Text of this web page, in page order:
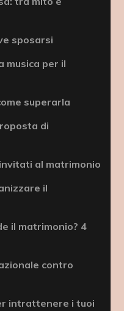
sposarsi
musica per il
superarla
di
al matrimonio
il
il matrimonio? 4
contro
intrattenere i tuoi